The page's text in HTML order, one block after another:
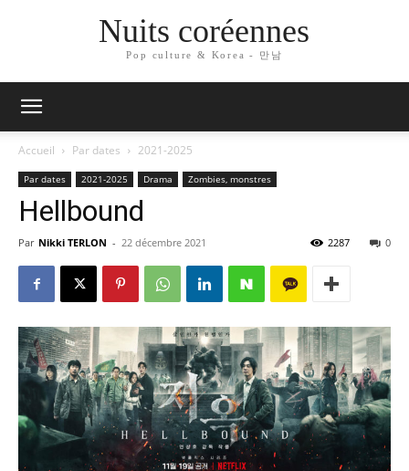
Nuits coréennes
Pop culture & Korea - 만남
Accueil Par dates 2021-2025
Par dates 2021-2025 Drama Zombies, monstres
Hellbound
Par Nikki TERLON - 22 décembre 2021 0
2287